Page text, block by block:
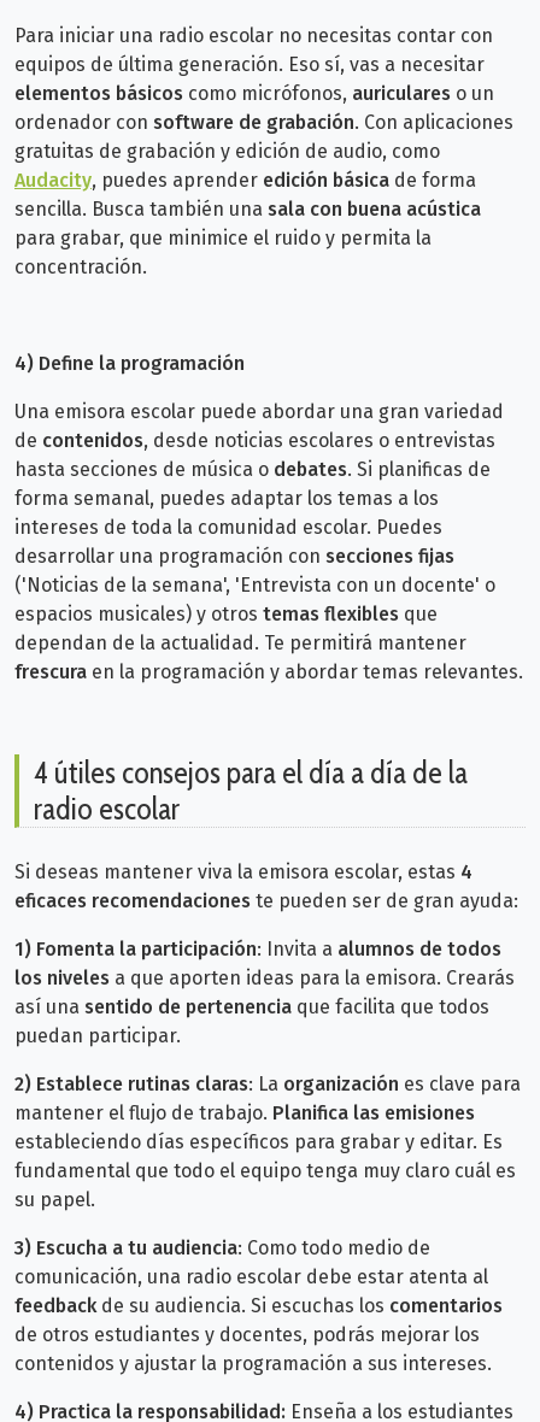
Para iniciar una radio escolar no necesitas contar con
equipos de última generación. Eso sí, vas a necesitar
elementos básicos como micrófonos, auriculares o un
ordenador con software de grabación. Con aplicaciones
gratuitas de grabación y edición de audio, como
Audacity, puedes aprender edición básica de forma
sencilla. Busca también una sala con buena acústica
para grabar, que minimice el ruido y permita la
concentración.
4) Define la programación
Una emisora escolar puede abordar una gran variedad
de contenidos, desde noticias escolares o entrevistas
hasta secciones de música o debates. Si planificas de
forma semanal, puedes adaptar los temas a los
intereses de toda la comunidad escolar. Puedes
desarrollar una programación con secciones fijas
('Noticias de la semana', 'Entrevista con un docente' o
espacios musicales) y otros temas flexibles que
dependan de la actualidad. Te permitirá mantener
frescura en la programación y abordar temas relevantes.
4 útiles consejos para el día a día de la
radio escolar
Si deseas mantener viva la emisora escolar, estas 4
eficaces recomendaciones te pueden ser de gran ayuda:
1) Fomenta la participación: Invita a alumnos de todos
los niveles a que aporten ideas para la emisora. Crearás
así una sentido de pertenencia que facilita que todos
puedan participar.
2) Establece rutinas claras: La organización es clave para
mantener el flujo de trabajo. Planifica las emisiones
estableciendo días específicos para grabar y editar. Es
fundamental que todo el equipo tenga muy claro cuál es
su papel.
3) Escucha a tu audiencia: Como todo medio de
comunicación, una radio escolar debe estar atenta al
feedbackde su audiencia. Si escuchas los comentarios
de otros estudiantes y docentes, podrás mejorar los
contenidos y ajustar la programación a sus intereses.
4) Practica la responsabilidad: Enseña a los estudiantes